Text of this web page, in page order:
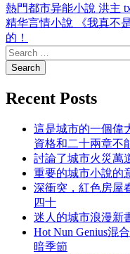
熱門都市异能小說 洪主
精华言情小說 《我真不
的！
Recent Posts
這是城市的一個偉
資格和二十兩章不
討論了城市火災萬
重要的城市小說的
深衝突，紅色房屋
四十
迷人的城市浪漫新
Hot Nun Genius混
暗季節